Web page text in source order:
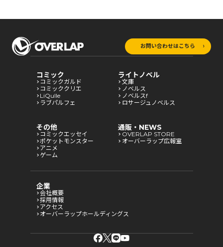
お問い合わせはこちら
コミック
コミックガルド
コミッククリエ
LiQulle
ラブパルフェ
ライトノベル
文庫
ノベルス
ノベルスf
ロサージュノベルス
その他
コミックエッセイ
ポケットモンスター
アニメ
ゲーム
通販・NEWS
OVERLAP STORE
オーバーラップ広報室
企業
会社概要
採用情報
アクセス
オーバーラップホールディングス